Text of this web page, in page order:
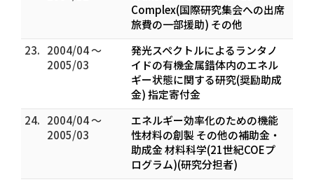
Complex(国際研究集会への出席
旅費の一部援助) その他
23. 2004/04 ～
2005/03
発光スペクトルによるランタノ
イドの有機金属錯体内のエネル
ギー状態に関する研究(奨励助成
金) 指定寄付金
24. 2004/04 ～
2005/03
エネルギー効率化のための機能
性材料の創製 その他の補助金・
助成金 材料科学(21世紀COEプ
ログラム)(研究分担者)